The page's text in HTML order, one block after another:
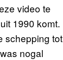
video te
1990 komt.
schepping tot
nogal